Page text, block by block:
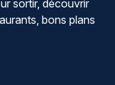
sortir, découvrir
bons plans